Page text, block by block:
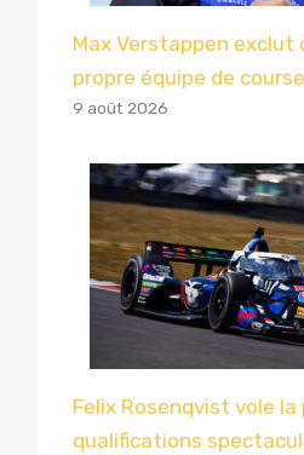
Max Verstappen exclut
propre équipe de course
9 août 2026
Felix Rosenqvist vole la
qualifications